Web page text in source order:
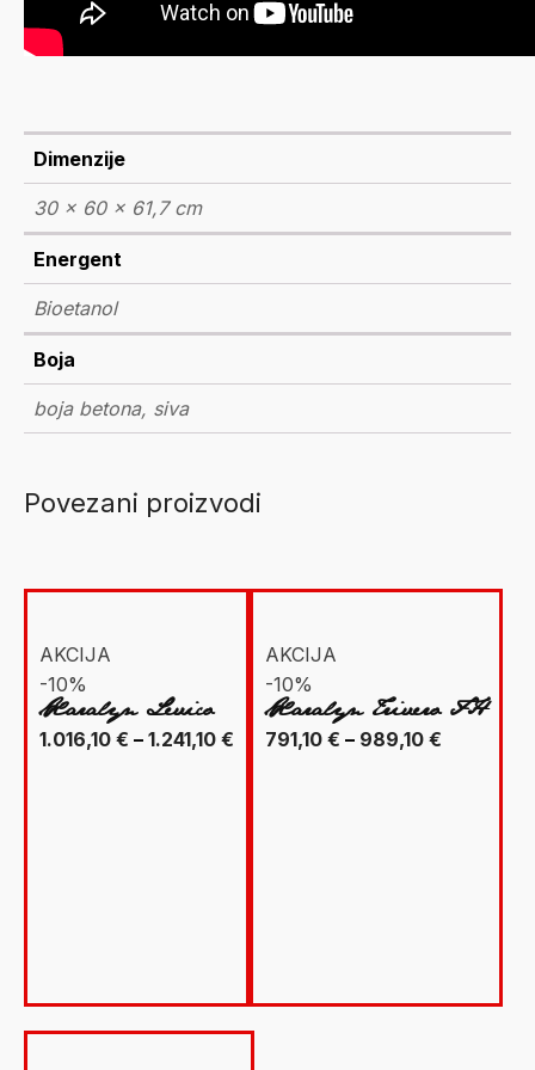
Dimenzije
30 × 60 × 61,7 cm
Energent
Bioetanol
Boja
boja betona, siva
Povezani proizvodi
AKCIJA
-10%
Xaralyn Levico
1.016,10 € – 1.241,10 € Raspon
AKCIJA
-10%
Xaralyn Trivero FH
791,10 € – 989,10 €